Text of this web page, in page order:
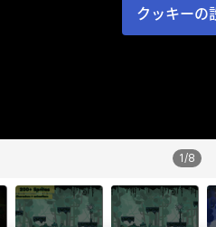
クッキーの
1/8